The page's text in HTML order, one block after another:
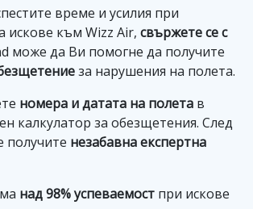
време и усилия при
искове към Wizz Air, свържете се с
може да Ви помогне да получите
за нарушения на полета.
номера и датата на полета в
калкулатор за обезщетения. След
получите незабавна експертна
над 98% успеваемост при искове